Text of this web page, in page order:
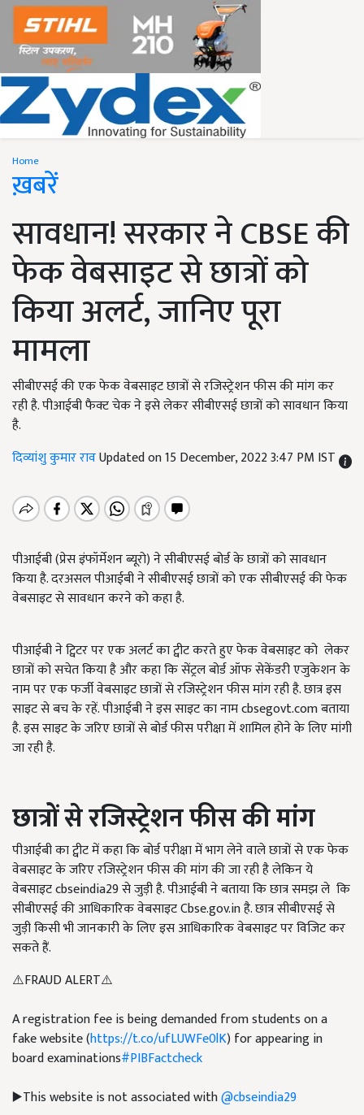
Home
ख़बरें
सावधान! सरकार ने CBSE की
फेक वेबसाइट से छात्रों को
किया अलर्ट, जानिए पूरा
मामला
सीबीएसई की एक फेक वेबसाइट छात्रों से रजिस्ट्रेशन फीस की मांग कर
रही है. पीआईबी फैक्ट चेक ने इसे लेकर सीबीएसई छात्रों को सावधान किया
है.
दिव्यांशु कुमार रावUpdated on 15 December, 2022 3:47 PM IST
पीआईबी (प्रेस इंफॉर्मेशन ब्यूरो) ने सीबीएसई बोर्ड के छात्रों को सावधान
किया है. दरअसल पीआईबी ने सीबीएसई छात्रों को एक सीबीएसई की फेक
वेबसाइट से सावधान करने को कहा है.
पीआईबी ने ट्विटर पर एक अलर्ट का ट्वीट करते हुए फेक वेबसाइट को लेकर
छात्रों को सचेत किया है और कहा कि सेंट्रल बोर्ड ऑफ सेकेंडरी एजुकेशन के
नाम पर एक फर्जी वेबसाइट छात्रों से रजिस्ट्रेशन फीस मांग रही है. छात्र इस
साइट से बच के रहें. पीआईबी ने इस साइट का नाम cbsegovt.com बताया
है. इस साइट के जरिए छात्रों से बोर्ड फीस परीक्षा में शामिल होने के लिए मांगी
जा रही है.
छात्रों से रजिस्ट्रेशन फीस की मांग
पीआईबी का ट्वीट में कहा कि बोर्ड परीक्षा में भाग लेने वाले छात्रों से एक फेक
वेबसाइट के जरिए रजिस्ट्रेशन फीस की मांग की जा रही है लेकिन ये
वेबसाइट cbseindia29 से जुड़ी है. पीआईबी ने बताया कि छात्र समझ ले कि
सीबीएसई की आधिकारिक वेबसाइटCbse.gov.in है. छात्र सीबीएसई से
जुड़ी किसी भी जानकारी के लिए इस आधिकारिक वेबसाइट पर विजिट कर
सकते हैं.
⚠️FRAUD ALERT⚠️
A registration fee is being demanded from students on a
fake website (https://t.co/ufLUWFe0lK) for appearing in
board examinations#PIBFactcheck
▶️This website is not associated with@cbseindia29